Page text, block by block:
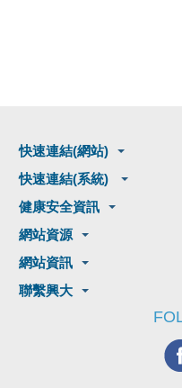
快速連結(網站)
快速連結(系統)
健康安全資訊
網站資源
網站資訊
聯繫興大